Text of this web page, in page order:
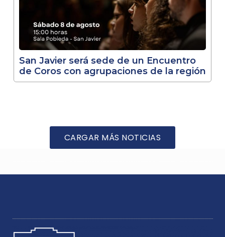
San Javier será sede de un Encuentro
de Coros con agrupaciones de la región
CARGAR MÁS NOTICIAS